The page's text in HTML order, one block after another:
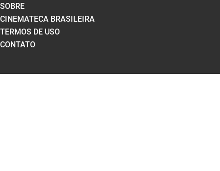
SOBRE
CINEMATECA BRASILEIRA
TERMOS DE USO
CONTATO